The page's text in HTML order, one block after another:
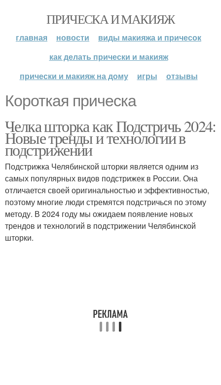
ПРИЧЕСКА И МАКИЯЖ
главная новости
виды макияжа и причесок
как делать прически и макияж
прически и макияж на дому
игры отзывы
Короткая прическа
Челка шторка как Подстричь 2024:
Новые тренды и технологии в
подстрижении
Подстрижка Челябинской шторки является одним из
самых популярных видов подстрижек в России. Она
отличается своей оригинальностью и эффективностью,
поэтому многие люди стремятся подстричься по этому
методу. В 2024 году мы ожидаем появление новых
трендов и технологий в подстрижении Челябинской
шторки.